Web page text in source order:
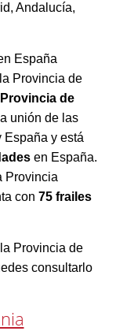
Andalucía,
España
Provincia de
Provincia de
unión de las
España y está
en España.
Provincia
con 75 frailes
Provincia de
consultarlo